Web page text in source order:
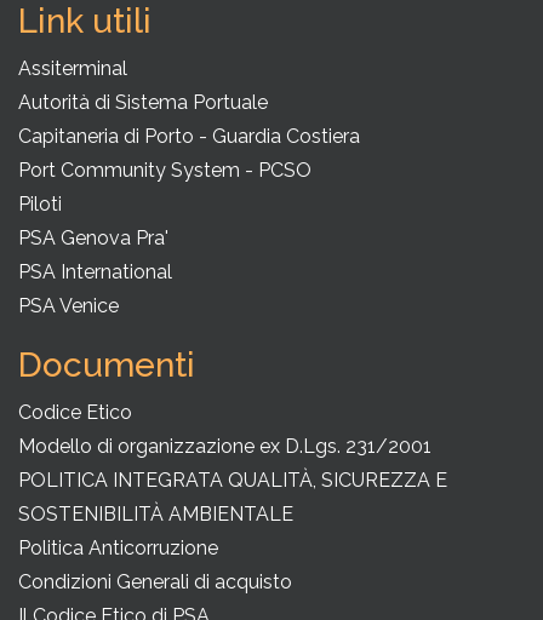
Link utili
Assiterminal
Autorità di Sistema Portuale
Capitaneria di Porto - Guardia Costiera
Port Community System - PCSO
Piloti
PSA Genova Pra'
PSA International
PSA Venice
Documenti
Codice Etico
Modello di organizzazione ex D.Lgs. 231/2001
POLITICA INTEGRATA QUALITÀ, SICUREZZA E
SOSTENIBILITÀ AMBIENTALE
Politica Anticorruzione
Condizioni Generali di acquisto